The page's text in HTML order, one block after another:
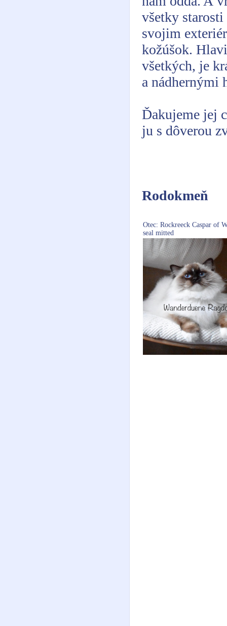
všetky
svojim
kožúšok.
všetkých, je
a nádhernými
Ďakujeme jej
ju s dôverou
Rodokmeň
Otec: Rockreeck Caspar of
seal mitted